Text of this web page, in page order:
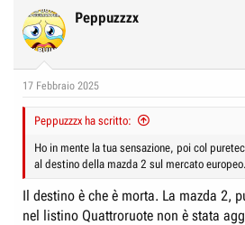
Peppuzzzx
17 Febbraio 2025
Peppuzzzx ha scritto:
Ho in mente la tua sensazione, poi col
al destino della mazda 2 sul mercato europeo.
Il destino è che è morta. La mazda 2,
nel listino Quattroruote non è stata